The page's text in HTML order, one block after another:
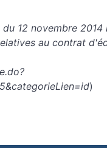
du 12 novembre
au contrat
)